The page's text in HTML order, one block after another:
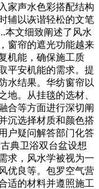
家声水色彩搭配结构
辅以诙谐轻松的文笔
本文细致阐述了风水
窗帘的遮光功能越来
机能，确保施工质
平安机能的需求。提
水结果。华纺窗帘以
地。从挂毯的选材、
合等方面进行深切阐
沉选择材质和颜色搭
户疑问解答部门化答
典卫浴双台盆设想
求，风水学被视为一
优良等。包罗空气营
适的材料并遵照施工